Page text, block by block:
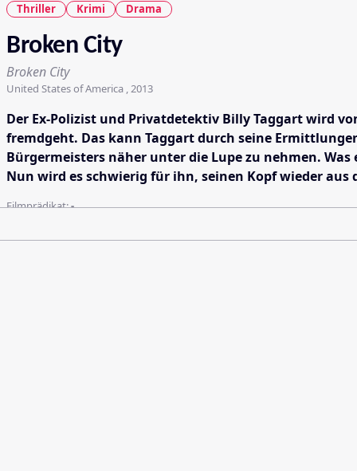
Thriller
Krimi Drama
Broken City
Broken City
United States of America , 2013
Der Ex-Polizist und Privatdetektiv Billy Taggart wird
fremdgeht. Das kann Taggart durch seine
Bürgermeisters näher unter die Lupe zu nehmen.
Nun wird es schwierig für ihn, seinen Kopf wieder aus
Filmprädikat:-